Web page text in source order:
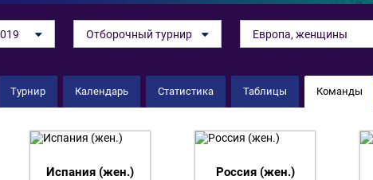
Отборочный турнир Европа, женщины
Турнир Календарь Статистика Таблицы Команды
Всемирные пляжные игры
Испания (жен.) Россия (жен.)